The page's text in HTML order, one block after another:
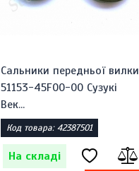
Сальники передньої вилки
51153-45F00-00 Сузукі
Век...
Код товара: 42387501
На складі